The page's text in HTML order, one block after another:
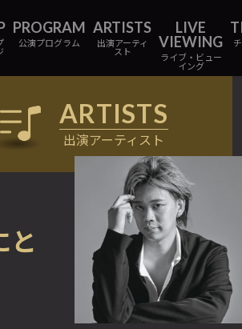
公演プログラム 出演アーティ
スト ライブ・ビュー
イング
出演アーティスト
と